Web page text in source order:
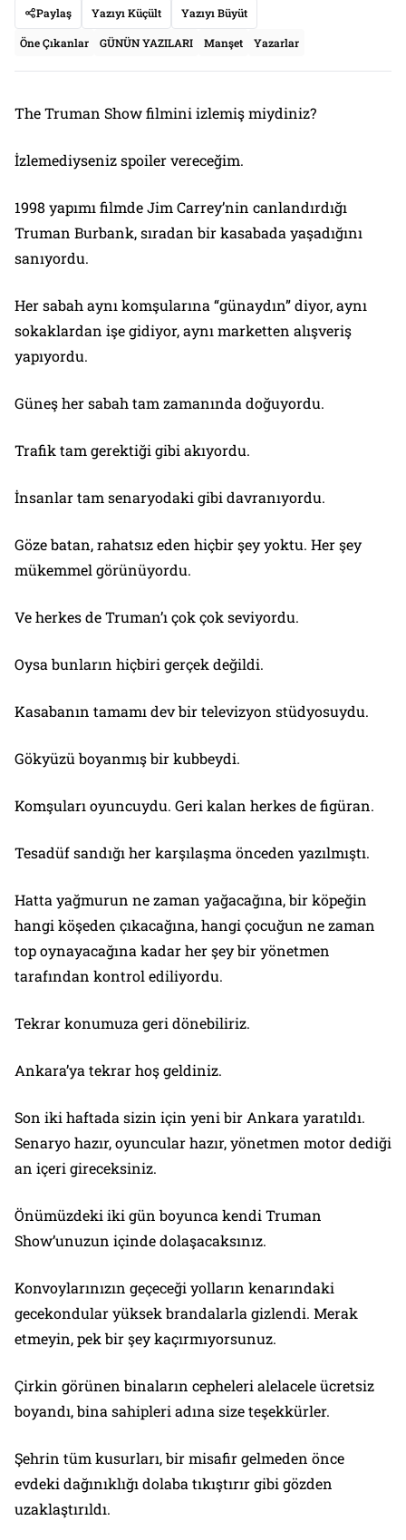
Paylaş
Yazıyı Küçült Yazıyı Büyüt
Öne Çıkanlar GÜNÜN YAZILARI Manşet Yazarlar
The Truman Show filmini izlemiş miydiniz?
İzlemediyseniz spoiler vereceğim.
1998 yapımı filmde Jim Carrey’nin canlandırdığı
Truman Burbank, sıradan bir kasabada yaşadığını
sanıyordu.
Her sabah aynı komşularına “günaydın” diyor, aynı
sokaklardan işe gidiyor, aynı marketten alışveriş
yapıyordu.
Güneş her sabah tam zamanında doğuyordu.
Trafik tam gerektiği gibi akıyordu.
İnsanlar tam senaryodaki gibi davranıyordu.
Göze batan, rahatsız eden hiçbir şey yoktu. Her şey
mükemmel görünüyordu.
Ve herkes de Truman’ı çok çok seviyordu.
Oysa bunların hiçbiri gerçek değildi.
Kasabanın tamamı dev bir televizyon stüdyosuydu.
Gökyüzü boyanmış bir kubbeydi.
Komşuları oyuncuydu. Geri kalan herkes de figüran.
Tesadüf sandığı her karşılaşma önceden yazılmıştı.
Hatta yağmurun ne zaman yağacağına, bir köpeğin
hangi köşeden çıkacağına, hangi çocuğun ne zaman
top oynayacağına kadar her şey bir yönetmen
tarafından kontrol ediliyordu.
Tekrar konumuza geri dönebiliriz.
Ankara’ya tekrar hoş geldiniz.
Son iki haftada sizin için yeni bir Ankara yaratıldı.
Senaryo hazır, oyuncular hazır, yönetmen motor dediği
an içeri gireceksiniz.
Önümüzdeki iki gün boyunca kendi Truman
Show’unuzun içinde dolaşacaksınız.
Konvoylarınızın geçeceği yolların kenarındaki
gecekondular yüksek brandalarla gizlendi. Merak
etmeyin, pek bir şey kaçırmıyorsunuz.
Çirkin görünen binaların cepheleri alelacele ücretsiz
boyandı, bina sahipleri adına size teşekkürler.
Şehrin tüm kusurları, bir misafir gelmeden önce
evdeki dağınıklığı dolaba tıkıştırır gibi gözden
uzaklaştırıldı.